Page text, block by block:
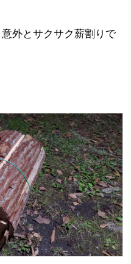
外とサクサク薪割りで